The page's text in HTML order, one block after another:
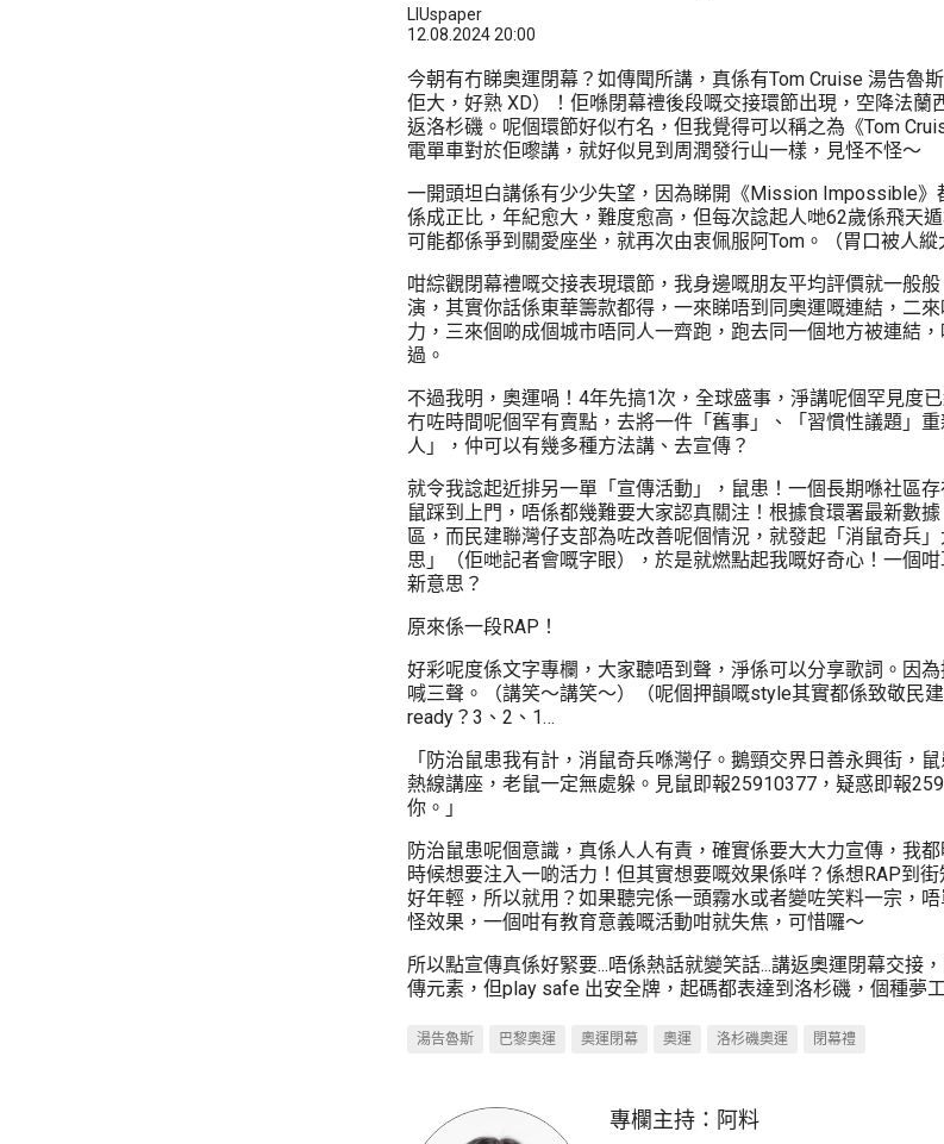
LIUspaper
12.08.2024 20:00
今朝有冇睇奧運閉幕？如傳聞所講，真係有Tom Cruise 湯告魯
佢大，好熟 XD）！佢喺閉幕禮後段嘅交接環節出現，空降法蘭
返洛杉磯。呢個環節好似冇名，但我覺得可以稱之為《Tom
電單車對於佢嚟講，就好似見到周潤發行山一樣，見怪不怪～
一開頭坦白講係有少少失望，因為睇開《Mission Impossible》
係成正比，年紀愈大，難度愈高，但每次諗起人哋62歲係飛天
可能都係爭到關愛座坐，就再次由衷佩服阿Tom。（胃口被人縱
咁綜觀閉幕禮嘅交接表現環節，我身邊嘅朋友平均評價就一般
演，其實你話係東華籌款都得，一來睇唔到同奧運嘅連結，二
力，三來個啲成個城市唔同人一齊跑，跑去同一個地方被連結
過。
不過我明，奧運喎！4年先搞1次，全球盛事，淨講呢個罕見度
冇咗時間呢個罕有賣點，去將一件「舊事」、「習慣性議題」
人」，仲可以有幾多種方法講、去宣傳？
就令我諗起近排另一單「宣傳活動」，鼠患！一個長期喺社區
鼠踩到上門，唔係都幾難要大家認真關注！根據食環署最新數
區，而民建聯灣仔支部為咗改善呢個情況，就發起「消鼠奇兵
思」（佢哋記者會嘅字眼），於是就燃點起我嘅好奇心！一個
新意思？
原來係一段RAP！
好彩呢度係文字專欄，大家聽唔到聲，淨係可以分享歌詞。因
喊三聲。（講笑～講笑～）（呢個押韻嘅style其實都係致敬民
ready？3、2、1…
「防治鼠患我有計，消鼠奇兵喺灣仔。鵝頸交界日善永興街，
熱線講座，老鼠一定無處躲。見鼠即報25910377，疑惑即報
你。」
防治鼠患呢個意識，真係人人有責，確實係要大大力宣傳，我
時候想要注入一啲活力！但其實想要嘅效果係咩？係想RAP到
好年輕，所以就用？如果聽完係一頭霧水或者變咗笑料一宗，
怪效果，一個咁有教育意義嘅活動咁就失焦，可惜囉～
所以點宣傳真係好緊要...唔係熱話就變笑話...講返奧運閉幕交接
傳元素，但play safe 出安全牌，起碼都表達到洛杉磯，個種夢
湯告魯斯 巴黎奧運 奧運閉幕 奧運 洛杉磯奧運 閉幕禮
專欄主持： 阿料